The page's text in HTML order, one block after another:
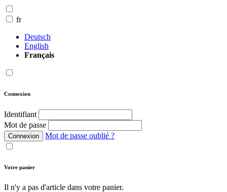
fr
Deutsch
English
Français
Connexion
Identifiant
Mot de passe
Connexion Mot de passe oublié ?
Votre panier
Il n'y a pas d'article dans votre panier.